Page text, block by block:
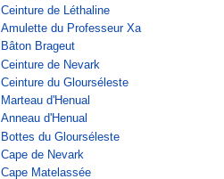
Ceinture de Léthaline
Amulette du Professeur Xa
Bâton Brageut
Ceinture de Nevark
Ceinture du Glourséleste
Marteau d'Henual
Anneau d'Henual
Bottes du Glourséleste
Cape de Nevark
Cape Matelassée